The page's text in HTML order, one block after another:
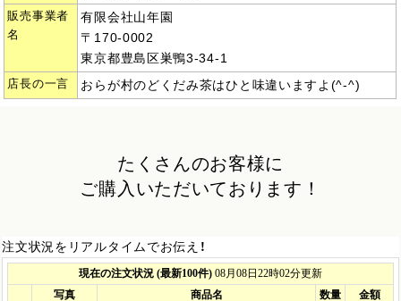
販売事業者
名
有限会社山年園
〒170-0002
東京都豊島区巣鴨3-34-1
店長の一言 おらが村のどくだみ茶はひと味違いますよ(^-^)
たくさんのお客様に
ご購入いただいております！
注文状況をリアルタイムでお伝え！